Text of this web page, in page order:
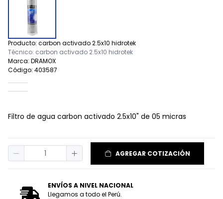
Producto: carbon activado 2.5x10 hidrotek
Técnico: carbon activado 2.5x10 hidrotek
Marca: DRAMOX
Código: 403587
Filtro de agua carbon activado 2.5x10" de 05 micras
AGREGAR COTIZACIÓN
ENVÍOS A NIVEL NACIONAL
Llegamos a todo el Perú.